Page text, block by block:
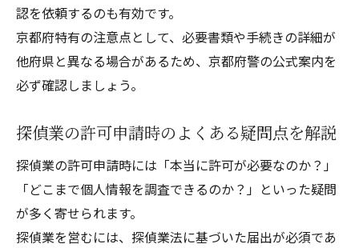
認を依頼するのも有効です。
京都府特有の注意点として、必要書類や手続きの詳細が
他府県と異なる場合があるため、京都府警の公式案内を
必ず確認しましょう。
探偵業の許可申請時のよくある疑問点を解説
探偵業の許可申請時には「本当に許可が必要なのか？」
「どこまで個人情報を調査できるのか？」といった疑問
が多く寄せられます。
探偵業を営むには、探偵業法に基づいた届出が必須であ